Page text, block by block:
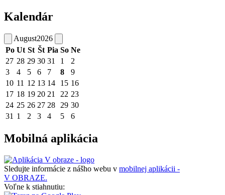
Kalendár
August2026
Po Ut St Št Pia So Ne
27 28 29 30 31 1
2
3
4 5 6 7 8
9
10 11 12 13 14 15 16
17 18 19 20 21 22 23
24 25 26 27 28 29 30
31 1 2 3 4 5 6
Mobilná aplikácia
Sledujte informácie z nášho webu v mobilnej aplikácii -
V OBRAZE.
Voľne k stiahnutiu: